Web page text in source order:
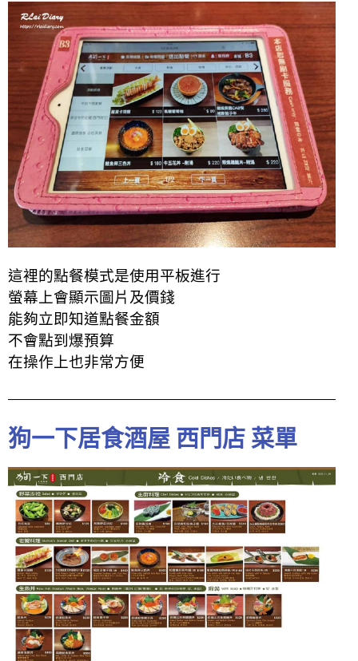
這裡的點餐模式是使用平板進行
螢幕上會顯示圖片及價錢
能夠立即知道點餐金額
不會點到爆預算
在操作上也非常方便
狗一下居食酒屋 西門店 菜單